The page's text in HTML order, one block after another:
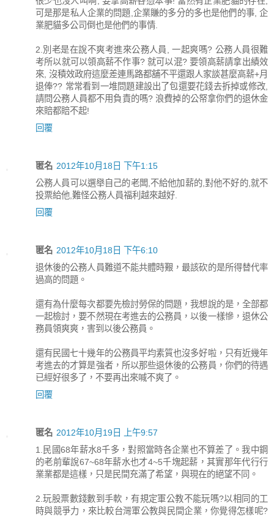
可是那是私人企業的問題,企業賺的多分的多也是他們的事, 企
業肥貓多公司倒也是他們的事情.
2.別老是在說不爽考進來公務人員, 一起爽嗎? 公務人員很難
考所以就可以領高薪不作事? 就可以混? 要領高薪請拿出績效
來, 沒積效政府這麼差連馬路都舖不平還跟人家談甚麼高薪+月
退俸?? 常常看到一堆問題建設出了包還要花錢去拆掉或修改,
請問公務人員都不用負責的嗎? 浪費掉的公帑拿你們的退休金
來賠都賠不起!
回覆
匿名 2012年10月18日 下午1:15
公務人員可以選舉自己的老闆,不給他加薪的,對他不好的,就不
投票給他,難怪公務人員福利越來越好.
回覆
匿名 2012年10月18日 下午6:10
退休後的公務人員難道不能共體時艱，最該砍的是所得替代率
過高的問題。
還有為什麼每次都要先檢討勞保的問題，我想說的是，全部都
一起檢討，要不然現在考進去的公務員，以後一樣慘，退休公
務員領爽爽，害到以後公務員。
還有民國七十幾年的公務員平均素質也沒多好啦，只有近幾年
考進去的才算是強者，所以那些退休後的公務員，你們的待遇
已經好很多了，不要再出來喊不爽了。
回覆
匿名 2012年10月19日 上午9:57
1.民國68年薪水8千多，對照當時各企業也不算差了。我中鋼
的老前輩說67~68年薪水也才4~5千塊起薪，其實那年代行行
業業都是這樣，只是民間充滿了希望，與現在的絕望不同。
2.玩股票數錢數到手軟，有規定軍公教不能玩嗎?以相同的工
時與競爭力，來比較台灣軍公教與民間企業，你覺得怎樣呢?